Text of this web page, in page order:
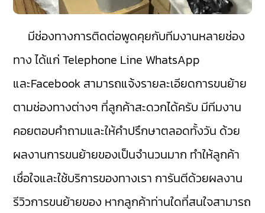
มีช่องทางการติดต่อพูดคุยกับทีมงานหลายช่อง
ทาง ได้แก่ Telephone Line WhatsApp
และFacebook สามารถแจ้งรายละเอียดการขนย้าย
ตามช่องทางต่างๆ ที่ลูกค้าสะดวกได้ครับ มีทีมงาน
คอยตอบคำถามและให้คำปรึกษาตลอดทั้งวัน ด้วย
ผลงานการขนย้ายของเป็นจำนวนมาก ทำให้ลูกค้า
เชื่อใจและใช้บริการของทางเรา การันตีด้วยผลงาน
รีวิวการขนย้ายของ หากลูกค้าท่านใดที่สนใจสามารถ